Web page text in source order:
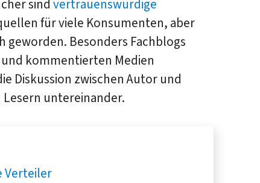
sind vertrauenswürdige
für viele Kon­sumenten, aber
geworden. Besonders Fach­blogs
kommentierten Medien
Diskussion zwischen Autor und
Lesern untereinander.
Verteiler